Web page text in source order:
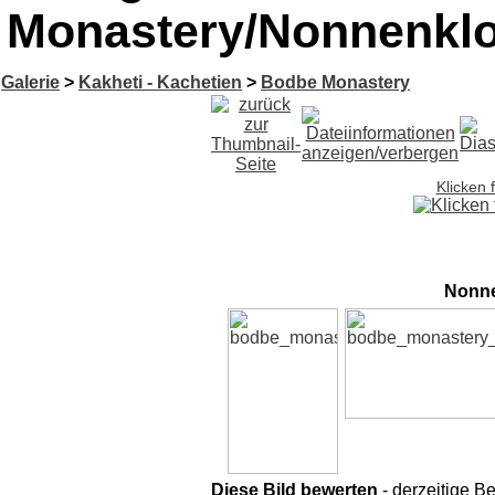
Monastery/
Galerie > Kakheti - Kachetien > Bodbe Monastery
Klicken
Diese Bild bewerten - derzeitige